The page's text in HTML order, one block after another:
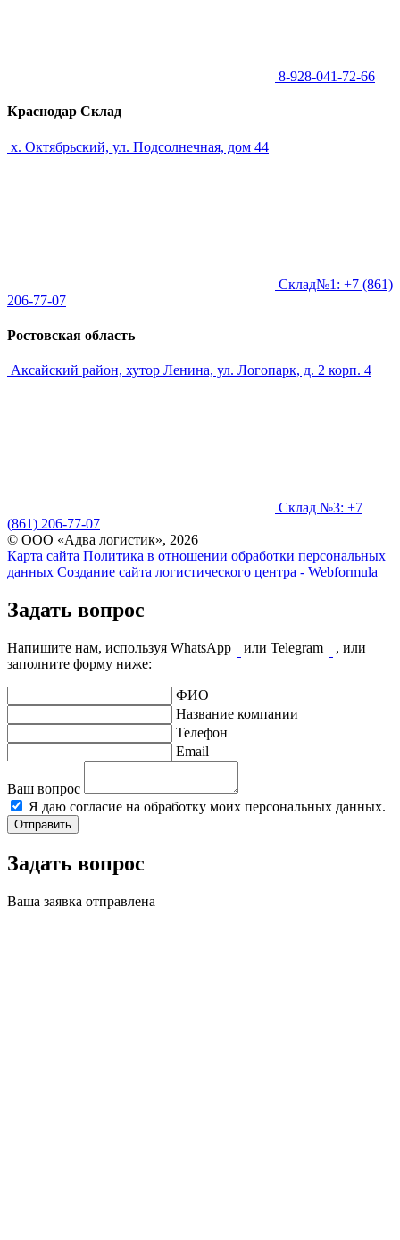
8-928-041-72-66
Краснодар Склад
х. Октябрьский, ул. Подсолнечная, дом 44
Склад№1: +7 (861)
206-77-07
Ростовская область
Аксайский район, хутор Ленина, ул. Логопарк, д. 2 корп. 4
Склад №3: +7
(861) 206-77-07
© ООО «Адва логистик», 2026
Карта сайта Политика в отношении обработки персональных
данных Создание сайта логистического центра - Webformula
Задать вопрос
Напишите нам, используя WhatsApp или Telegram
, или
заполните форму ниже:
ФИО
Название компании
Телефон
Email
Ваш вопрос
Я даю согласие на обработку моих персональных данных.
Отправить
Задать вопрос
Ваша заявка отправлена